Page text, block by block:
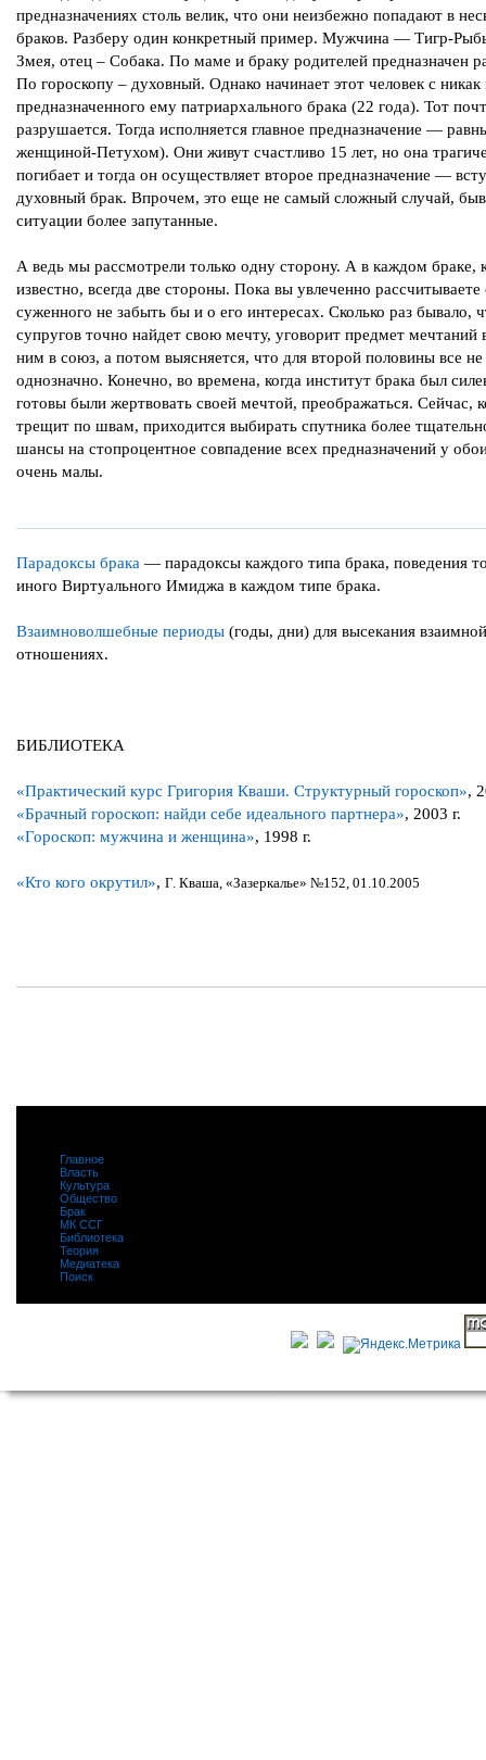
предназначениях столь велик, что они неизбежно попадают в
браков. Разберу один конкретный пример. Мужчина — Тигр-
Змея, отец – Собака. По маме и браку родителей предназначен
По гороскопу – духовный. Однако начинает этот человек с никак
предназначенного ему патриархального брака (22 года). Тот
разрушается. Тогда исполняется главное предназначение —
женщиной-Петухом). Они живут счастливо 15 лет, но она
погибает и тогда он осуществляет второе предназначение —
духовный брак. Впрочем, это еще не самый сложный случай,
ситуации более запутанные.
А ведь мы рассмотрели только одну сторону. А в каждом браке,
известно, всегда две стороны. Пока вы увлеченно рассчитываете
суженного не забыть бы и о его интересах. Сколько раз бывало,
супругов точно найдет свою мечту, уговорит предмет мечтаний
ним в союз, а потом выясняется, что для второй половины все не
однозначно. Конечно, во времена, когда институт брака был
готовы были жертвовать своей мечтой, преображаться. Сейчас,
трещит по швам, приходится выбирать спутника более
шансы на стопроцентное совпадение всех предназначений у
очень малы.
Парадоксы брака — парадоксы каждого типа брака, поведения
иного Виртуального Имиджа в каждом типе брака.
Взаимноволшебные периоды (годы, дни) для высекания
отношениях.
БИБЛИОТЕКА
«Практический курс Григория Кваши. Структурный гороскоп»,
«Брачный гороскоп: найди себе идеального партнера», 2003 г.
«Гороскоп: мужчина и женщина», 1998 г.
«Кто кого окрутил», Г. Кваша, «Зазеркалье» №152, 01.10.2005
Главное
Власть
Культура
Общество
Брак
МК ССГ
Библиотека
Теория
Медиатека
Поиск